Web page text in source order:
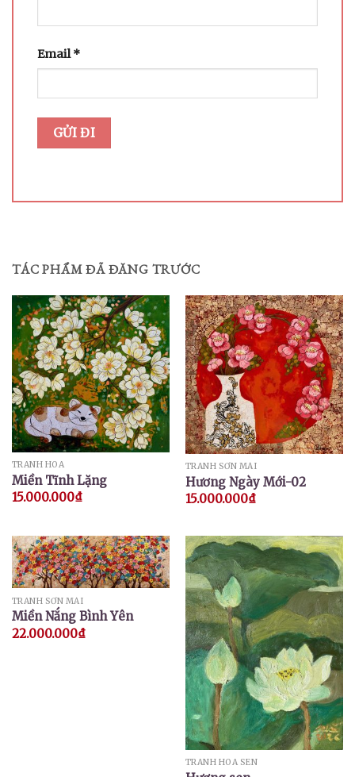
Email*
TÁC PHẨM ĐÃ ĐĂNG TRƯỚC
TRANH HOA
Miền Tĩnh Lặng
15.000.000₫
TRANH SƠN MÀI
Hương Ngày Mới-02
15.000.000₫
TRANH SƠN MÀI
Miền Nắng Bình Yên
22.000.000₫
TRANH HOA SEN